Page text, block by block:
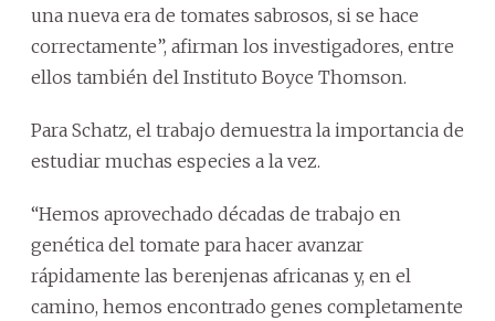
una nueva era de tomates sabrosos, si se hace
correctamente”, afirman los investigadores, entre
ellos también del Instituto Boyce Thomson.
Para Schatz, el trabajo demuestra la importancia de
estudiar muchas especies a la vez.
“Hemos aprovechado décadas de trabajo en
genética del tomate para hacer avanzar
rápidamente las berenjenas africanas y, en el
camino, hemos encontrado genes completamente